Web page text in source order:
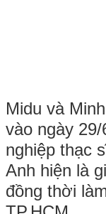
Midu và
vào ngày
nghiệp thạc
Anh hiện là
đồng thời